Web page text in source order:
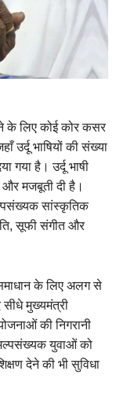
के लिए कोई कोर कसर
उर्दू भाषियों की संख्या
गया है। उर्दू भाषी
मजबूती दी है।
सांस्कृतिक
सूफी संगीत और
के लिए अलग से
सीधे मुख्यमंत्री
की निगरानी
युवाओं को
देने की भी सुविधा